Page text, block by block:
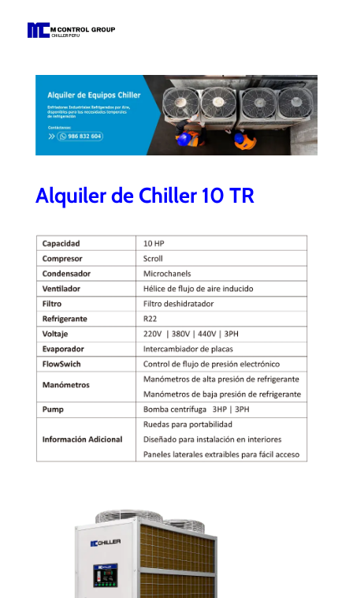
Alquiler de Chiller 10 TR